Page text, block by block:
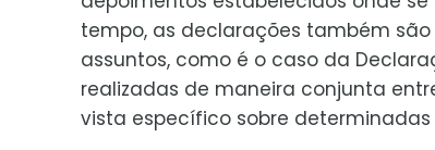
tempo, as declarações também
assuntos, como é o caso da
realizadas de maneira conjunta
vista específico sobre determinadas